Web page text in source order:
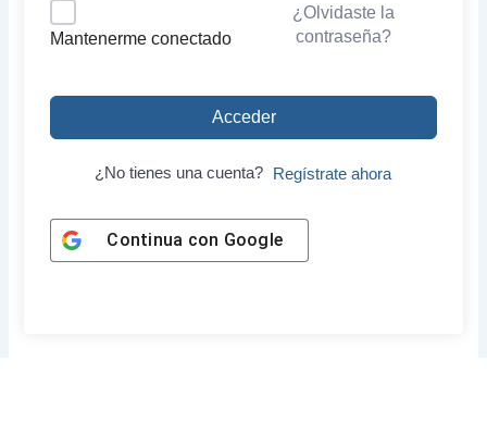
Mantenerme conectado
¿Olvidaste la
contraseña?
Acceder
¿No tienes una cuenta? Regístrate ahora
Continua con Google